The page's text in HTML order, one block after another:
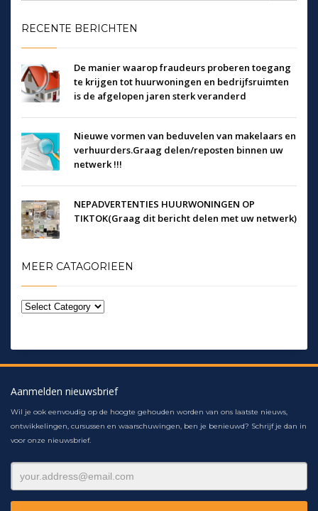
RECENTE BERICHTEN
De manier waarop fraudeurs proberen toegang
te krijgen tot huurwoningen en bedrijfsruimten
is de afgelopen jaren sterk veranderd
Nieuwe vormen van beduvelen van makelaars en
verhuurders.Graag delen/reposten binnen uw
netwerk !!!
NEPADVERTENTIES HUURWONINGEN OP
TIKTOK(Graag dit bericht delen met uw netwerk)
MEER CATAGORIEEN
Aanmelden nieuwsbrief
Wil je ook eenvoudig op de hoogte gehouden worden van ons laatste nieuws,
ontwikkelingen, cursussen en waarschuwingen, ben je benieuwd? Schrijf je dan in
voor onze nieuwsbrief.